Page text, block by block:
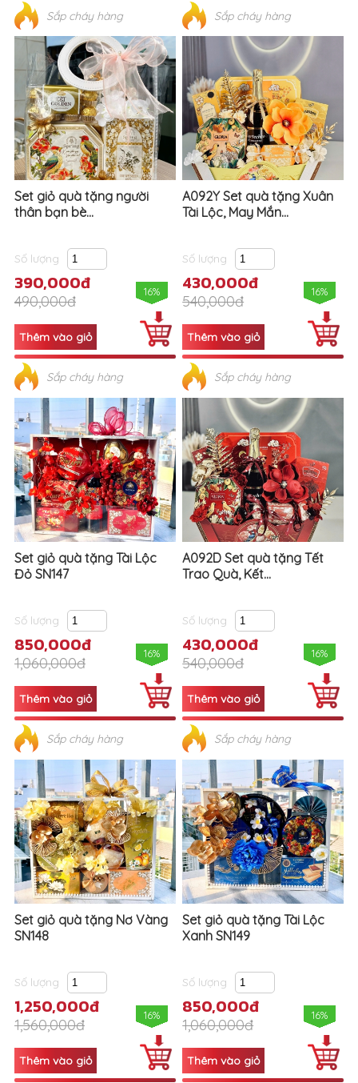
Sắp cháy hàng Sắp cháy hàng
Set giỏ quà tặng người
thân bạn bè...
Số lượng
390,000đ
490,000đ
16%
Sắp cháy hàng
A092Y Set quà tặng Xuân
Tài Lộc, May Mắn...
Số lượng
430,000đ
540,000đ
16%
Sắp cháy hàng
Set giỏ quà tặng Tài Lộc
Đỏ SN147
Số lượng
850,000đ
1,060,000đ
16%
Sắp cháy hàng
A092D Set quà tặng Tết
Trao Quà, Kết...
Số lượng
430,000đ
540,000đ
16%
Sắp cháy hàng
Set giỏ quà tặng Nơ Vàng
SN148
Số lượng
1,250,000đ
1,560,000đ
16%
Set giỏ quà tặng Tài Lộc
Xanh SN149
Số lượng
850,000đ
1,060,000đ
16%